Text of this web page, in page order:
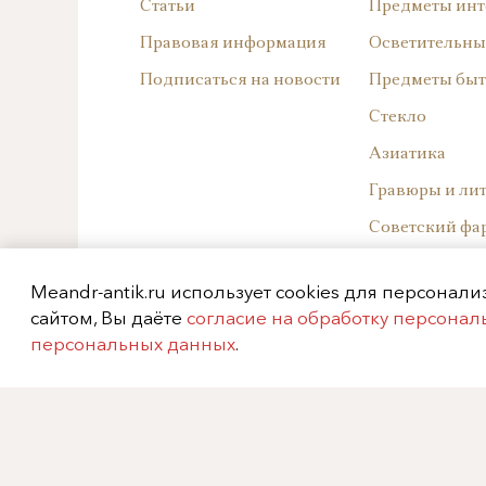
Статьи
Правовая информация
Подписаться на новости
Предметы
Предметы
Стекло
Азиатика
Гравюры и
Советский
Русский
Meandr-antik.ru использует cookies для
сайтом, Вы даёте согласие на обработку
персональных данных.